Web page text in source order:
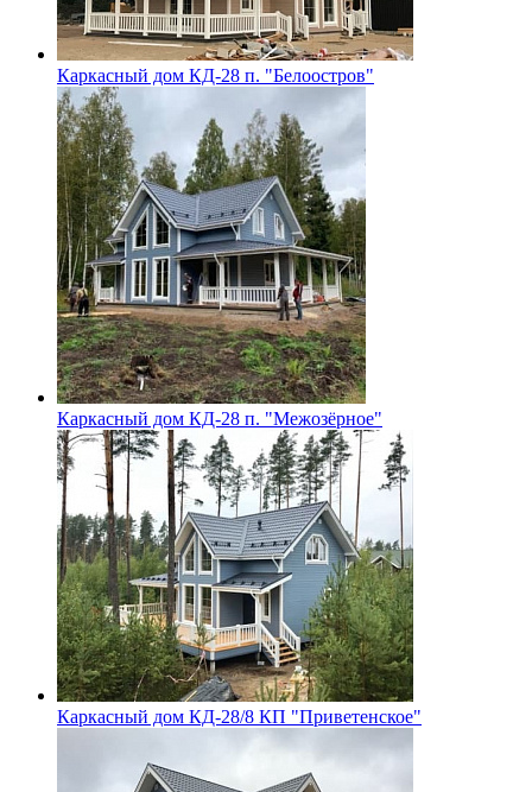
Каркасный дом КД-28 п. "Белоостров"
Каркасный дом КД-28 п. "Межозёрное"
Каркасный дом КД-28/8 КП "Приветенское"